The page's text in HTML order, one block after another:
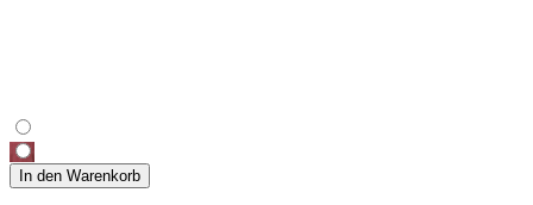
In den Warenkorb